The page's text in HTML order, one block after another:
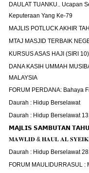
DAULAT TUANKU.. Ucapan
Keputeraan Yang Ke-79
MAJLIS POTLUCK AKHIR
MTAJ MASJID TERBAIK
KURSUS ASAS HAJI (SIRI 10)
DANA KASIH UMMAH
MALAYSIA
FORUM PERDANA: Bahaya
Daurah : Hidup Berselawat
Daurah : Hidup Berselawat
𝗠𝗔𝗝𝗟𝗜𝗦 𝗦𝗔𝗠𝗕𝗨𝗧𝗔𝗡
𝐌𝐀𝐖𝐋𝐈𝐃 & 𝐇𝐀𝐔𝐋 𝐀𝐋
Daurah : Hidup Berselawat
FORUM MAULIDURRASUL